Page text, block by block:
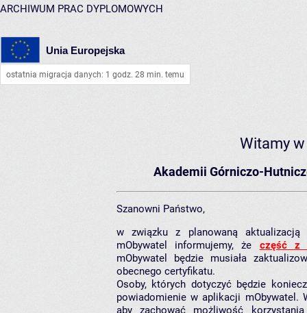
ARCHIWUM PRAC DYPLOMOWYCH
Unia Europejska
ostatnia migracja danych: 1 godz. 28 min. temu
Witamy
Akademii Górniczo-
Szanowni Państwo,
w związku z planowaną
mObywatel informujemy, że część z
mObywatel będzie musiała
obecnego certyfikatu.
Osoby, których dotyczyć będzie
powiadomienie w aplikacji mObywatel.
aby zachować możliwość